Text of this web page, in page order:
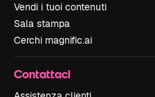
Vendi i tuoi contenuti
Sala stampa
Cerchi magnific.ai
Contattaci